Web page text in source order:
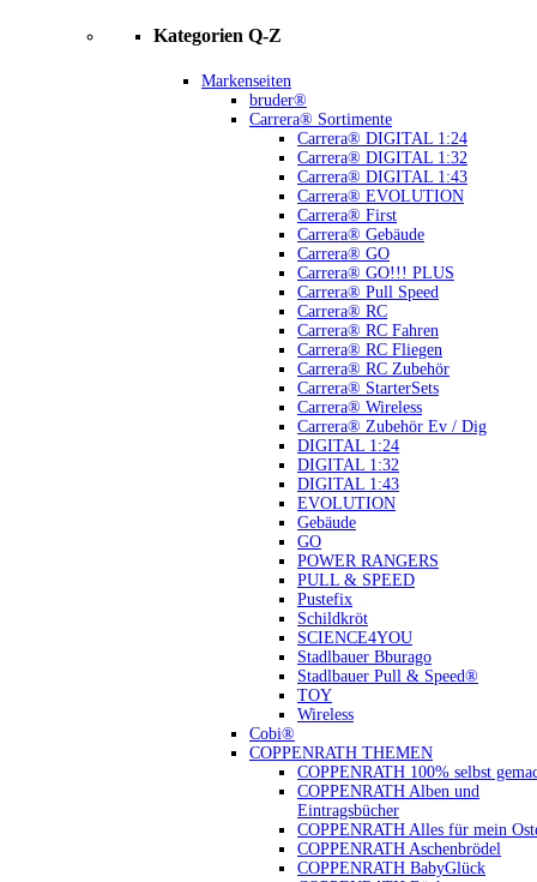
Kategorien Q-Z
Markenseiten
bruder®
Carrera® Sortimente
Carrera® DIGITAL 1:24
Carrera® DIGITAL 1:32
Carrera® DIGITAL 1:43
Carrera® EVOLUTION
Carrera® First
Carrera® Gebäude
Carrera® GO
Carrera® GO!!! PLUS
Carrera® Pull Speed
Carrera® RC
Carrera® RC Fahren
Carrera® RC Fliegen
Carrera® RC Zubehör
Carrera® StarterSets
Carrera® Wireless
Carrera® Zubehör Ev / Dig
DIGITAL 1:24
DIGITAL 1:32
DIGITAL 1:43
EVOLUTION
Gebäude
GO
POWER RANGERS
PULL & SPEED
Pustefix
Schildkröt
SCIENCE4YOU
Stadlbauer Bburago
Stadlbauer Pull & Speed®
TOY
Wireless
Cobi®
COPPENRATH THEMEN
COPPENRATH 100% selbst
COPPENRATH Alben und
Eintragsbücher
COPPENRATH Alles für mein
COPPENRATH Aschenbrödel
COPPENRATH BabyGlück